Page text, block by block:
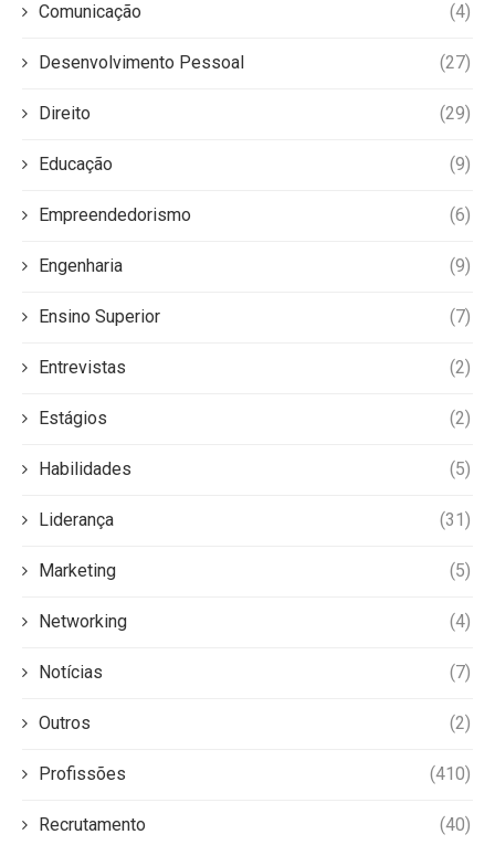
Comunicação (4)
Desenvolvimento Pessoal (27)
Direito (29)
Educação (9)
Empreendedorismo (6)
Engenharia (9)
Ensino Superior (7)
Entrevistas (2)
Estágios (2)
Habilidades (5)
Liderança (31)
Marketing (5)
Networking (4)
Notícias (7)
Outros (2)
Profissões (410)
Recrutamento (40)